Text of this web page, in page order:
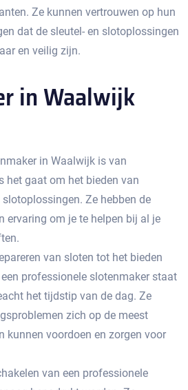
Ze kunnen vertrouwen op hun
dat de sleutel- en slotoplossingen
en veilig zijn.​
in Waalwijk
in Waalwijk is van
het gaat om het bieden van
Ze hebben de
ervaring om je te helpen bij al je
van sloten tot het bieden
professionele slotenmaker staat
het tijdstip van de dag.​ Ze
zich op de meest
kunnen voordoen en zorgen voor
van een professionele